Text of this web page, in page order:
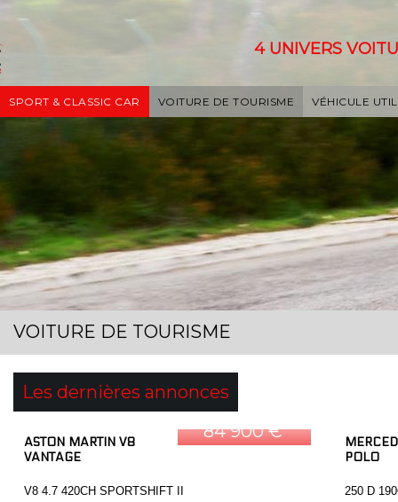
4 UNIVERS
SPORT & CLASSIC CAR VOITURE DE TOURISME VÉHICULE
VOITURE DE TOURISME
Les dernières annonces
84 900 €
ASTON MARTIN V8
VANTAGE
V8 4.7 420CH SPORTSHIFT II
POLO
250 D